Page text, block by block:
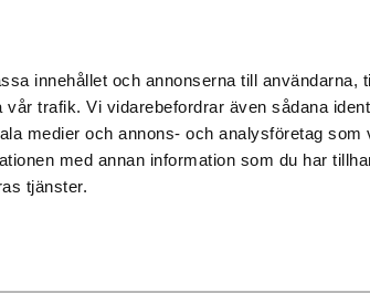
innehållet och annonserna till användarna,
trafik. Vi vidarebefordrar även sådana
medier och annons- och analysföretag som
med annan information som du har
tjänster.
OCH MILJÖ REFERENSER OM